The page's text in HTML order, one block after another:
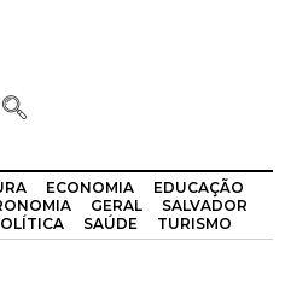
ECONOMIA
EDUCAÇÃO
GERAL
SALVADOR
SAÚDE TURISMO